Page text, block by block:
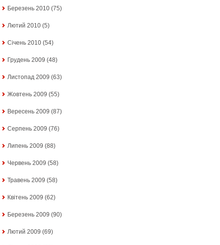
Березень 2010 (75)
Лютий 2010 (5)
Січень 2010 (54)
Грудень 2009 (48)
Листопад 2009 (63)
Жовтень 2009 (55)
Вересень 2009 (87)
Серпень 2009 (76)
Липень 2009 (88)
Червень 2009 (58)
Травень 2009 (58)
Квітень 2009 (62)
Березень 2009 (90)
Лютий 2009 (69)